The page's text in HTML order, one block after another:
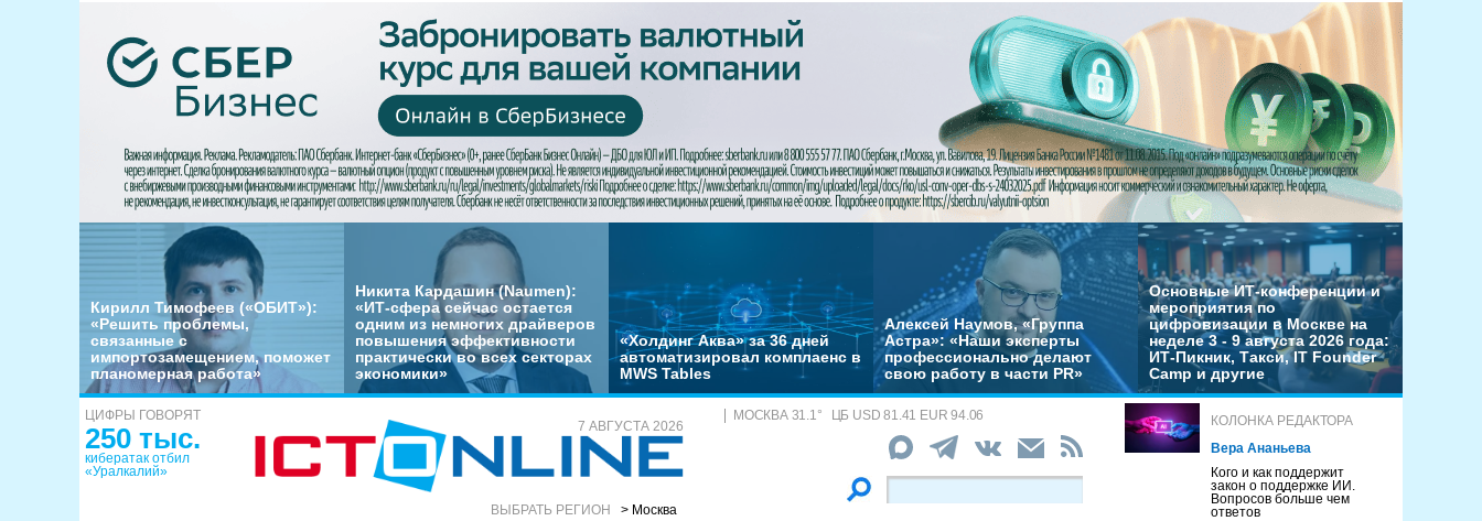
Кирилл Тимофеев («ОБИТ»):
«Решить проблемы,
связанные с
импортозамещением, поможет
планомерная работа»
Никита Кардашин (Naumen):
«ИТ-сфера сейчас остается
одним из немногих драйверов
повышения эффективности
практически во всех секторах
экономики»
«Холдинг Аква» за 36 дней
автоматизировал комплаенс в
MWS Tables
Алексей Наумов, «Группа
Астра»: «Наши эксперты
профессионально делают
свою работу в части PR»
Основные ИТ-конференции и
мероприятия по
цифровизации в Москве на
неделе 3 - 9 августа 2026 года:
ИТ-Пикник, Такси, IT Founder
Camp и другие
ЦИФРЫ ГОВОРЯТ
250 тыс.
кибератак отбил
«Уралкалий»
7 АВГУСТА 2026
ВЫБРАТЬ РЕГИОН > Москва
МОСКВА 31.1° ЦБ USD 81.41 EUR 94.06
КОЛОНКА РЕДАКТОРА
Вера Ананьева
Кого и как поддержит
закон о поддержке ИИ.
Вопросов больше чем
ответов